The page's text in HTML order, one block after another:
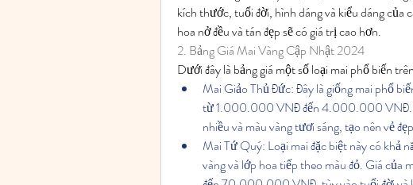
kích thước, tuổi đời, hình dáng và kiểu dáng của
hoa nở đều và tán đẹp sẽ có giá trị cao hơn.
2. Bảng Giá Mai Vàng Cập Nhật 2024
Dưới đây là bảng giá một số loại mai phổ biến
Mai Giảo Thủ Đức: Đây là giống mai phổ
từ 1.000.000 VNĐ đến 4.000.000 VNĐ.
nhiều và màu vàng tươi sáng, tạo nên vẻ
Mai Tứ Quý: Loại mai đặc biệt này có khả
vàng và lớp hoa tiếp theo màu đỏ. Giá